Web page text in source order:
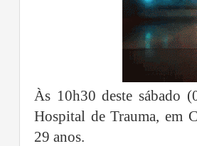
Às 10h30 deste sábado
Hospital de Trauma, em
29 anos.